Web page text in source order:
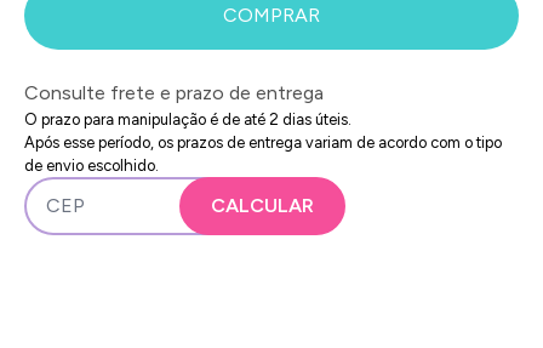
COMPRAR
Consulte frete e prazo de entrega
O prazo para manipulação é de até 2 dias úteis.
Após esse período, os prazos de entrega variam de acordo com o tipo
de envio escolhido.